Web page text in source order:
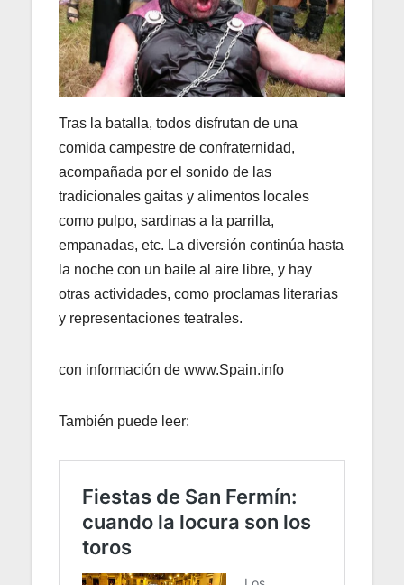
Tras la batalla, todos disfrutan de una
comida campestre de confraternidad,
acompañada por el sonido de las
tradicionales gaitas y alimentos locales
como pulpo, sardinas a la parrilla,
empanadas, etc. La diversión continúa hasta
la noche con un baile al aire libre, y hay
otras actividades, como proclamas literarias
y representaciones teatrales.
con información de www.Spain.info
También puede leer: